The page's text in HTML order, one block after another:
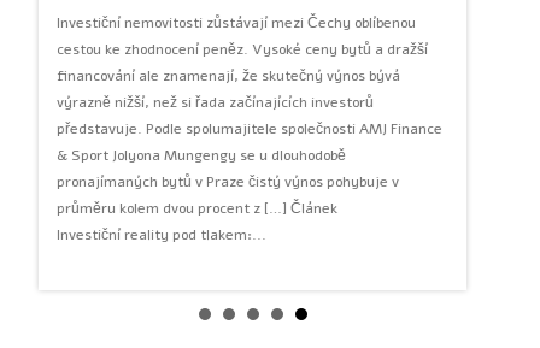
Investiční nemovitosti zůstávají mezi Čechy oblíbenou
cestou ke zhodnocení peněz. Vysoké ceny bytů a dražší
financování ale znamenají, že skutečný výnos bývá
výrazně nižší, než si řada začínajících investorů
představuje. Podle spolumajitele společnosti AMJ Finance
& Sport Jolyona Mungengy se u dlouhodobě
pronajímaných bytů v Praze čistý výnos pohybuje v
průměru kolem dvou procent z […] Článek
Investiční reality pod tlakem:...